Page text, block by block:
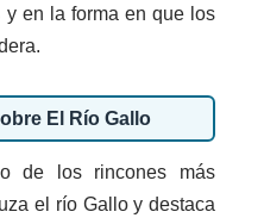
en la forma en que los
El Río Gallo
de los rincones más
el río Gallo y destaca